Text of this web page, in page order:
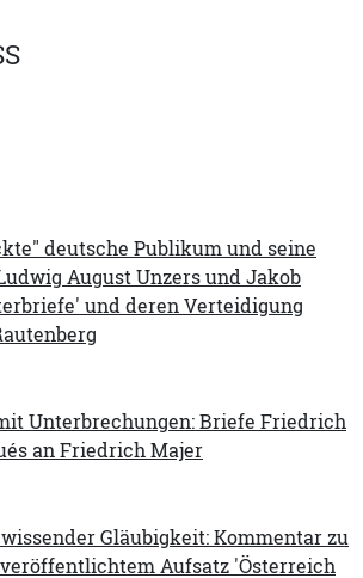
deutsche Publikum und seine
August Unzers und Jakob
und deren Verteidigung
Unterbrechungen: Briefe Friedrich
an Friedrich Majer
Gläubigkeit: Kommentar zu
Aufsatz 'Österreich